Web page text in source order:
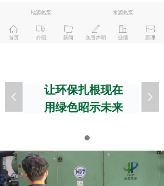
ꀇ
首页
ꄉ
介绍
ꄁ
新闻
ꄅ
免责声明
ꀶ
业绩
ꂘ
原理
让环保扎根现在
用绿色昭示未来
넳 넲
地源热泵 水源热泵